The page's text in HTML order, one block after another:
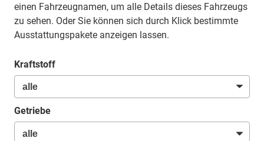
einen Fahrzeugnamen, um alle Details dieses Fahrzeugs
zu sehen. Oder Sie können sich durch Klick bestimmte
Ausstattungspakete anzeigen lassen.
Kraftstoff
Getriebe